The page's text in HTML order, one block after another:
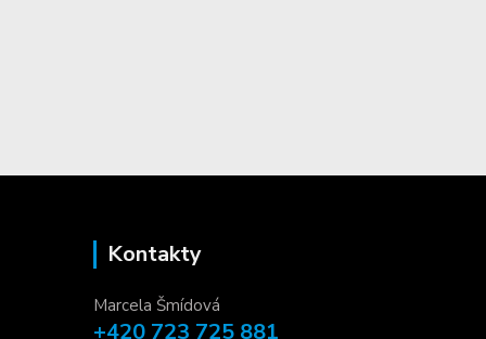
Kontakty
Marcela Šmídová
+420 723 725 881